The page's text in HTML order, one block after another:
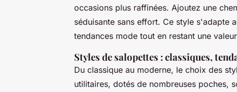
occasions plus raffinées. Ajoutez une
séduisante sans effort. Ce style s'adapte
tendances mode tout en restant une
Styles de salopettes : classiques,
Du classique au moderne, le choix des
utilitaires, dotés de nombreuses poches,